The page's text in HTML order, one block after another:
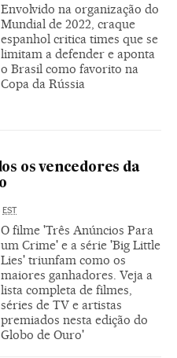
Envolvido na organização do
Mundial de 2022, craque
espanhol critica times que se
limitam a defender e aponta
o Brasil como favorito na
Copa da Rússia
os vencedores da
EST
O filme 'Três Anúncios Para
um Crime' e a série 'Big Little
Lies' triunfam como os
maiores ganhadores. Veja a
lista completa de filmes,
séries de TV e artistas
premiados nesta edição do
Globo de Ouro'